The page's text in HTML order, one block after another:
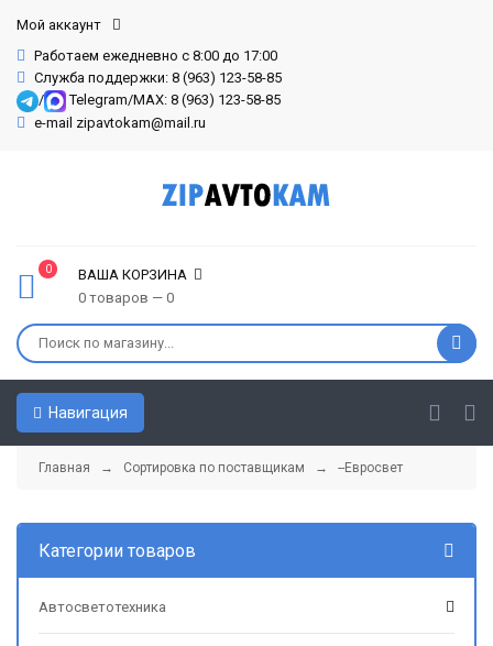
Мой аккаунт
Работаем ежедневно с 8:00 до 17:00
Служба поддержки: 8 (963) 123-58-85
/
Telegram/MAX: 8 (963) 123-58-85
e-mail zipavtokam@mail.ru
0
ВАША КОРЗИНА
0 товаров — 0
Навигация
Главная → Сортировка по поставщикам → --Евросвет
Категории товаров
Автосветотехника